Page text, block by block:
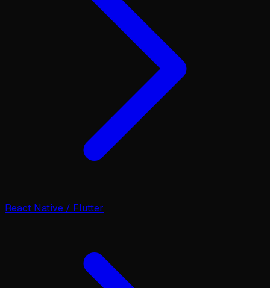
React Native / Flutter